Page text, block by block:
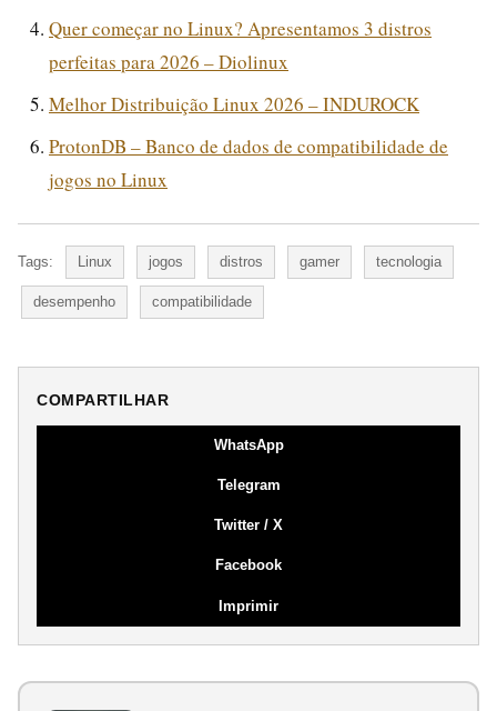
Quer começar no Linux? Apresentamos 3 distros
perfeitas para 2026 – Diolinux
Melhor Distribuição Linux 2026 – INDUROCK
ProtonDB – Banco de dados de compatibilidade de
jogos no Linux
Tags: Linux jogos distros gamer tecnologia
desempenho compatibilidade
COMPARTILHAR
WhatsApp
Telegram
Twitter / X
Facebook
Imprimir